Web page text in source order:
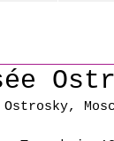
Ostrosky,